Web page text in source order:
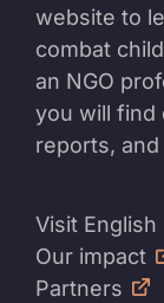
website to
combat
an NGO
you will find
reports,
Visit
Our impact
Partners